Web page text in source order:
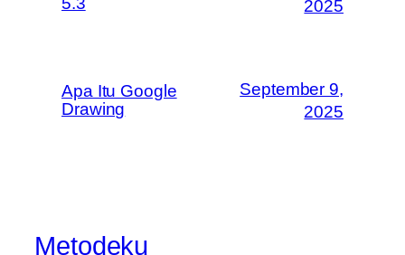
2025
Apa Itu Google
Drawing
September 9,
2025
Metodeku